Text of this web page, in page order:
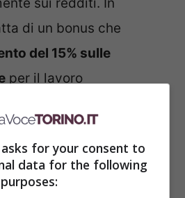
di un bonus che
del 15% sulle
per il lavoro
svolto nei giorni
non concorrerà alla
for your consent to
data for the following
purposes: